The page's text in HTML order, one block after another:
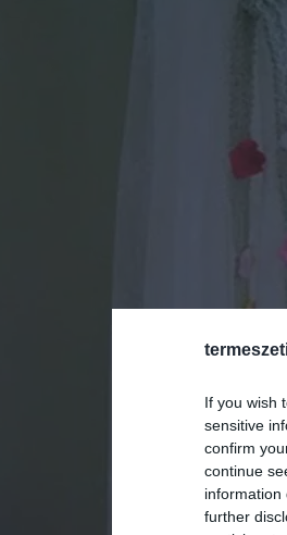
If you wish
sensitive
confirm
continue
information
further